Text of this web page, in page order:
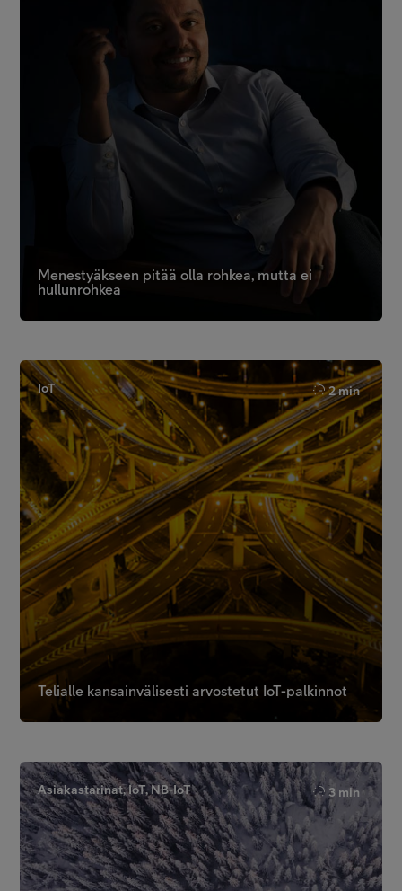
Menestyäkseen pitää olla rohkea, mutta ei
hullunrohkea
IoT 2 min
Telialle kansainvälisesti arvostetut IoT-palkinnot
Asiakastarinat, IoT, NB-IoT 3 min